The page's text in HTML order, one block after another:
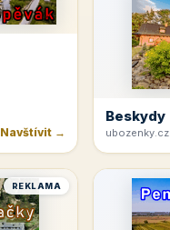
Navštívit →
Beskydy
ubozenky.cz
REKLAMA